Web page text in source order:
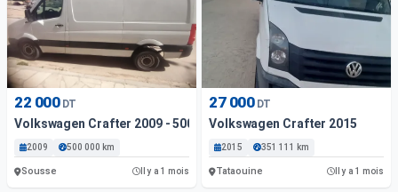
22 000 DT
Volkswagen Crafter 2009 - 500 000 Km - Diesel
2009 500 000 km
Sousse Il y a 1 mois
27 000 DT
Volkswagen Crafter 2015
2015 351 111 km
Tataouine Il y a 1 mois